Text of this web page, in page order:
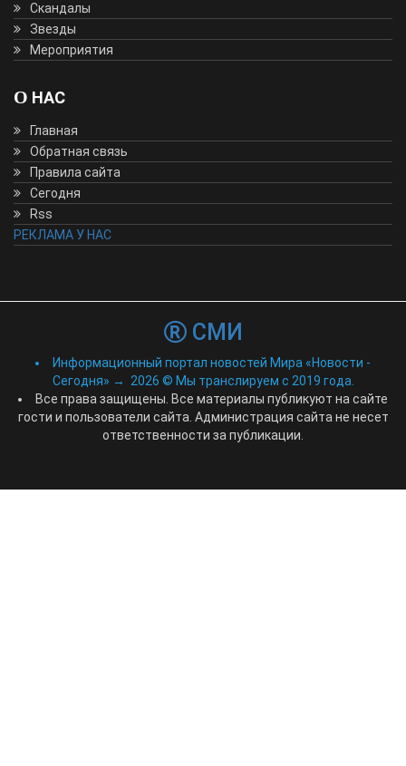
Скандалы
Звезды
Мероприятия
О НАС
Главная
Обратная связь
Правила сайта
Сегодня
Rss
РЕКЛАМА У НАС
СМИ
Информационный портал новостей Мира «Новости -
Сегодня» → 2026 © Мы транслируем с 2019 года.
Все права защищены. Все материалы публикуют на сайте
гости и пользователи сайта. Администрация сайта не несет
ответственности за публикации.